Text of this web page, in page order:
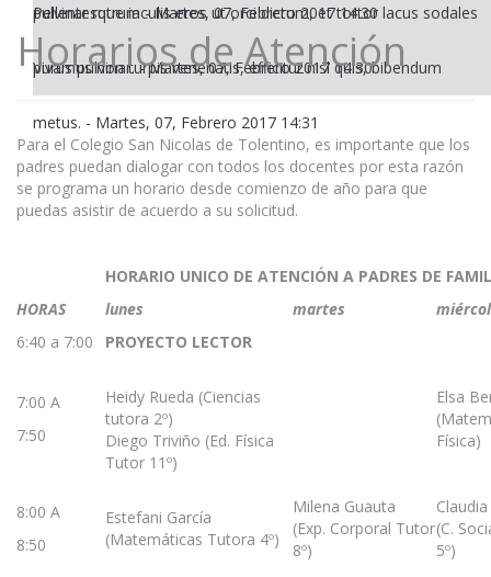
pulvinar rutrum-Martes, 07, Febrero 2017 14:30
Pellentesque iaculis eros ut orci dictum, et tortor lacus sodales
purus pulvinar.-Martes, 07, Febrero 2017 14:30
Vivamus non turpis venenatis, efficitur nisl quis, bibendum
metus. - Martes, 07, Febrero 2017 14:31
Horarios de Atención
Para el Colegio San Nicolas de Tolentino, es importante que los
padres puedan dialogar con todos los docentes por esta razón
se programa un horario desde comienzo de año para que
puedas asistir de acuerdo a su solicitud.
HORARIO UNICO DE ATENCIÓN A PADRES DE
HORAS
lunes martes
6:40 a 7:00
PROYECTO LECTOR
7:00 A
7:50
Heidy Rueda (Ciencias
tutora 2º)
Diego Triviño (Ed. Física
Tutor 11º)
Elsa
Física)
8:00 A
8:50
Estefani García
(Matemáticas Tutora 4º)
Milena Guauta
(Exp. Corporal Tutor
8º)
(C.
5º)